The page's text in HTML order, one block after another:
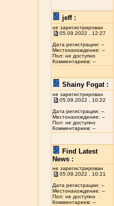
jeff :
не зарегистрирован
05.09.2022 , 12:27
Дата регистрации: --
Местонахождение: --
Пол: не доступно
Комментариев: --
Shainy Fogat :
не зарегистрирован
05.09.2022 , 10:22
Дата регистрации: --
Местонахождение: --
Пол: не доступно
Комментариев: --
Find Latest
News :
не зарегистрирован
05.09.2022 , 10:21
Дата регистрации: --
Местонахождение: --
Пол: не доступно
Комментариев: --